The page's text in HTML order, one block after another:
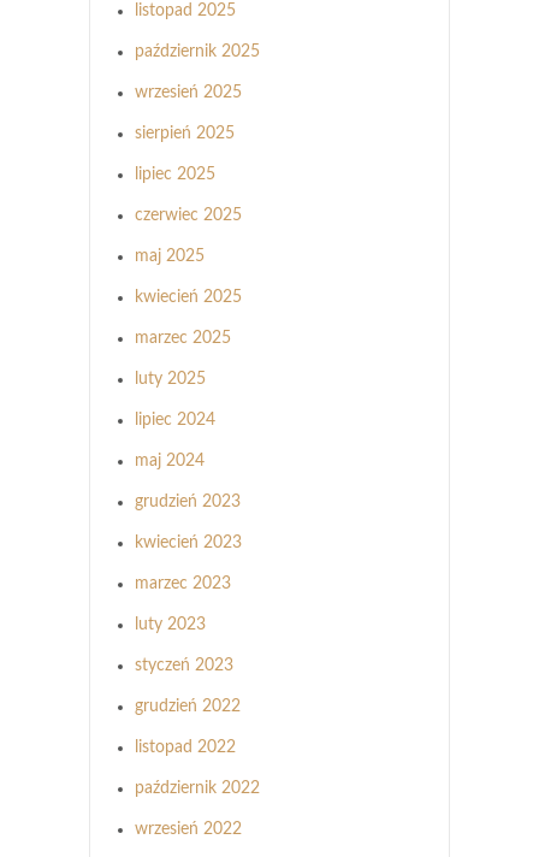
listopad 2025
październik 2025
wrzesień 2025
sierpień 2025
lipiec 2025
czerwiec 2025
maj 2025
kwiecień 2025
marzec 2025
luty 2025
lipiec 2024
maj 2024
grudzień 2023
kwiecień 2023
marzec 2023
luty 2023
styczeń 2023
grudzień 2022
listopad 2022
październik 2022
wrzesień 2022